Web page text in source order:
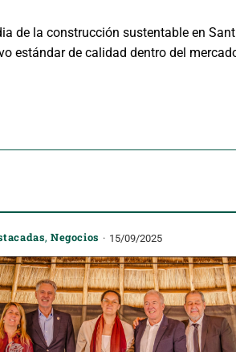
de la construcción sustentable en
estándar de calidad dentro del
, Negocios 15/09/2025